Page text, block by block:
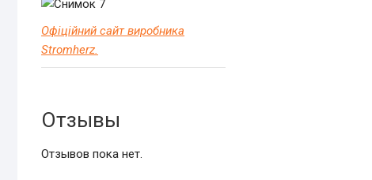
Офіційний сайт виробника
Stromherz.
Отзывы
Отзывов пока нет.